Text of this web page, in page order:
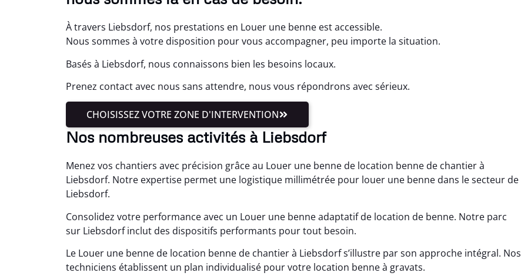
À travers Liebsdorf, nos prestations en Louer une benne est accessible.
Nous sommes à votre disposition pour vous accompagner, peu importe la situation.
Basés à Liebsdorf, nous connaissons bien les besoins locaux.
Prenez contact avec nous sans attendre, nous vous répondrons avec sérieux.
CHOISISSEZ VOTRE ZONE D'INTERVENTION
Nos nombreuses activités à Liebsdorf
Menez vos chantiers avec précision grâce au Louer une benne de location benne de chantier à
Liebsdorf. Notre expertise permet une logistique millimétrée pour louer une benne dans le secteur de
Liebsdorf.
Consolidez votre performance avec un Louer une benne adaptatif de location de benne. Notre parc
sur Liebsdorf inclut des dispositifs performants pour tout besoin.
Le Louer une benne de location benne de chantier à Liebsdorf s’illustre par son approche intégral. Nos
techniciens établissent un plan individualisé pour votre location benne à gravats.